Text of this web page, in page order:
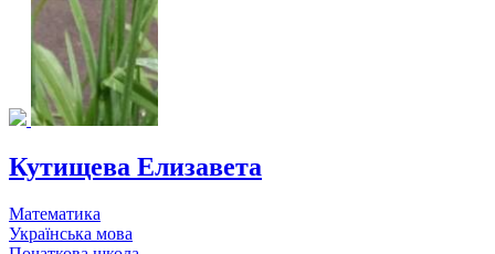
Кутищева Елизавета
Математика
Українська мова